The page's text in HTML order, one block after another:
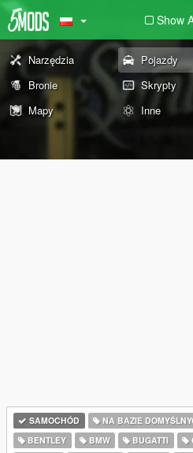
Show
Narzędzia Pojazdy
Bronie
Skrypty
Mapy
Inne
SAMOCHÓD NA BAZIE
BENTLEY
BMW BUGATTI